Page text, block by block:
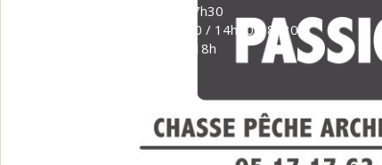
Lundi 9h30-12h30 / 13h30-17h30
Mardi au vendredi 9h30-12h30 / 14h30-18h30
Samedi 9h30-12h30 / 14h30-18h